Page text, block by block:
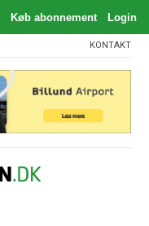
KONTAKT